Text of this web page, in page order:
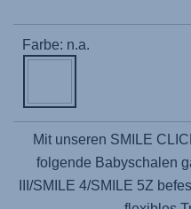
Farbe: n.a.
Mit unseren SMILE
folgende Babyschalen
III/SMILE 4/SMILE 5Z